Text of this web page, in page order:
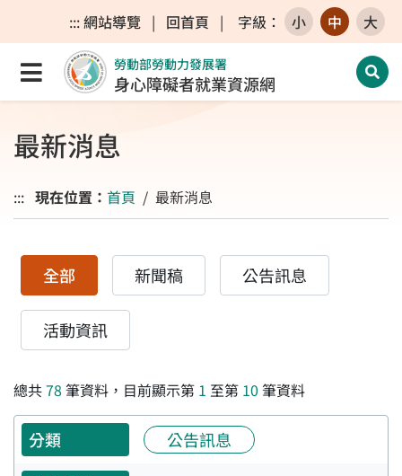
跳至主要內容區
跳至主要選單
跳至網站搜尋
:::網站導覽 | 回首頁 | 字級 ： 小 中 大
點選開啟選單
勞動部勞動力發展署
身心障礙者就業資源網 開
最新消息
::: 現在位置： 首頁 最新消息
全部 新聞稿 公告訊息
活動資訊
總共78 筆資料，目前顯示第 1 至第 10 筆資料
公告訊息